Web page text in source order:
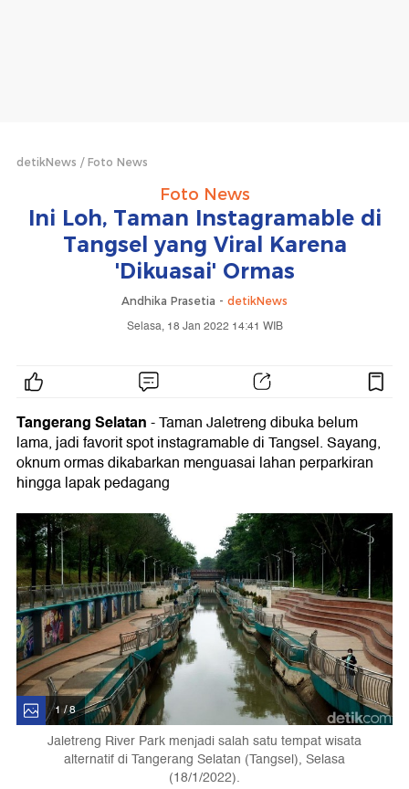
detikNews Foto News
Foto News
Ini Loh, Taman Instagramable di
Tangsel yang Viral Karena
'Dikuasai' Ormas
Andhika Prasetia - detikNews
Selasa, 18 Jan 2022 14:41 WIB
Tangerang Selatan- Taman Jaletreng dibuka belum
lama, jadi favorit spot instagramable di Tangsel. Sayang,
oknum ormas dikabarkan menguasai lahan perparkiran
hingga lapak pedagang
1 / 8
Jaletreng River Park menjadi salah satu tempat wisata
alternatif di Tangerang Selatan (Tangsel), Selasa
(18/1/2022).